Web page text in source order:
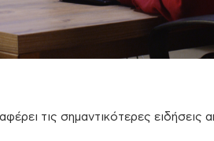
τις σημαντικότερες ειδήσεις